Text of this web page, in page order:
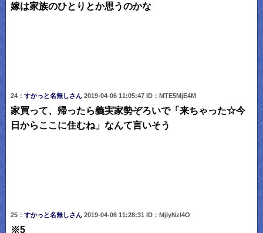
嫁は家族のひとりとか思うのかな
24： すかっと名無しさん 2019-04-06 11:05:47 ID：MTE5MjE4M
家買って、帰ったら義実家勢ぞろいで「来ちゃった☆今
日からここに住むね」なんて言いそう
25： すかっと名無しさん 2019-04-06 11:28:31 ID：MjIyNzI4O
※5